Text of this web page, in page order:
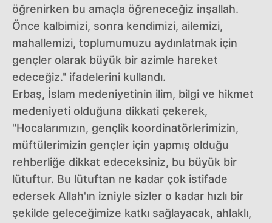
öğrenirken bu amaçla öğreneceğiz inşallah.
Önce kalbimizi, sonra kendimizi, ailemizi,
mahallemizi, toplumumuzu aydınlatmak için
gençler olarak büyük bir azimle hareket
edeceğiz." ifadelerini kullandı.
Erbaş, İslam medeniyetinin ilim, bilgi ve hikmet
medeniyeti olduğuna dikkati çekerek,
"Hocalarımızın, gençlik koordinatörlerimizin,
müftülerimizin gençler için yapmış olduğu
rehberliğe dikkat edeceksiniz, bu büyük bir
lütuftur. Bu lütuftan ne kadar çok istifade
edersek Allah'ın izniyle sizler o kadar hızlı bir
şekilde geleceğimize katkı sağlayacak, ahlaklı,